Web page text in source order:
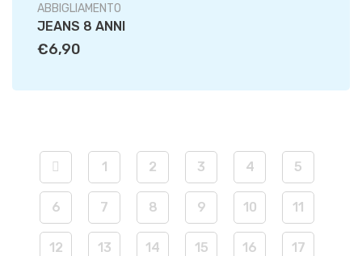
ABBIGLIAMENTO
JEANS 8 ANNI
€6,90
1 2 3 4 5
6 7 8 9 10 11
12 13 14 15 16 17